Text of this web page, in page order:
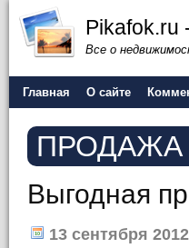
Pikafok.ru
Все о
Главная О сайте
ПРОДАЖА
Выгодная
13 сентября 2012